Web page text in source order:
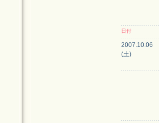
日付
2007.10.06
(土)